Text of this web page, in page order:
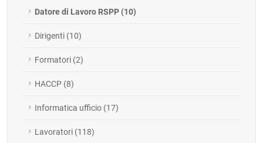
Datore di Lavoro RSPP (10)
Dirigenti (10)
Formatori (2)
HACCP (8)
Informatica ufficio (17)
Lavoratori (118)